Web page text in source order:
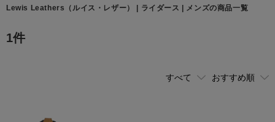
Lewis Leathers （ルイス・レザー） | ライダース | メンズの商品一覧
1件